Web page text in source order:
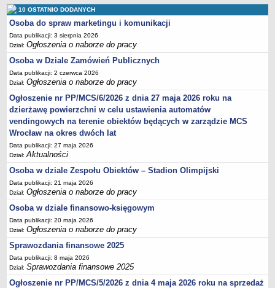
Sprawozdania finansowe 2020
Sprawozdania finansowe 2021
Sprawozdania finansowe 2022
Sprawozdania finansowe 2023
Sprawozdania finansowe 2024
Sprawozdania finansowe 2025
10 OSTATNIO DODANYCH
Osoba do spraw marketingu i komunikacji
Data publikacji: 3 sierpnia 2026
Dział:Ogłoszenia o naborze do pracy
Osoba w Dziale Zamówień Publicznych
Data publikacji: 2 czerwca 2026
Dział:Ogłoszenia o naborze do pracy
Ogłoszenie nr PP/MCS/6/2026 z dnia 27 maja 2026 roku na
dzierżawę powierzchni w celu ustawienia automatów
vendingowych na terenie obiektów będących w zarządzie MCS
Wrocław na okres dwóch lat
Data publikacji: 27 maja 2026
Dział:Aktualności
Osoba w dziale Zespołu Obiektów – Stadion Olimpijski
Data publikacji: 21 maja 2026
Dział:Ogłoszenia o naborze do pracy
Osoba w dziale finansowo-księgowym
Data publikacji: 20 maja 2026
Dział:Ogłoszenia o naborze do pracy
Sprawozdania finansowe 2025
Data publikacji: 8 maja 2026
Dział:Sprawozdania finansowe 2025
Ogłoszenie nr PP/MCS/5/2026 z dnia 4 maja 2026 roku na sprzedaż